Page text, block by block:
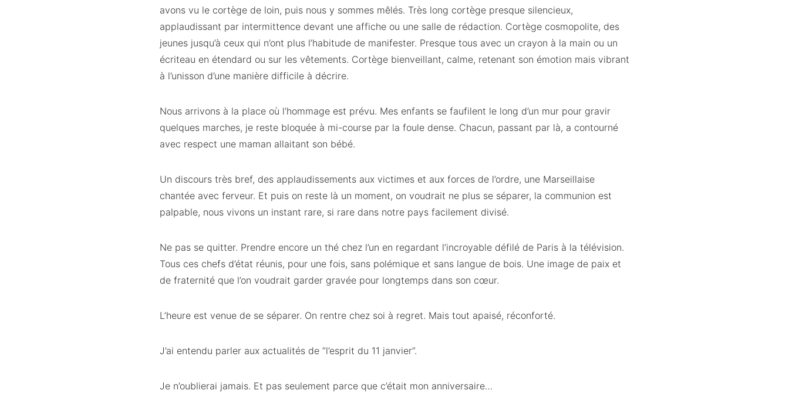
avons vu le cortège de loin, puis nous y sommes mêlés. Très long cortège presque silencieux,
applaudissant par intermittence devant une affiche ou une salle de rédaction. Cortège cosmopolite, des
jeunes jusqu’à ceux qui n’ont plus l’habitude de manifester. Presque tous avec un crayon à la main ou un
écriteau en étendard ou sur les vêtements. Cortège bienveillant, calme, retenant son émotion mais vibrant
à l’unisson d’une manière difficile à décrire.
Nous arrivons à la place où l’hommage est prévu. Mes enfants se faufilent le long d’un mur pour gravir
quelques marches, je reste bloquée à mi-course par la foule dense. Chacun, passant par là, a contourné
avec respect une maman allaitant son bébé.
Un discours très bref, des applaudissements aux victimes et aux forces de l’ordre, une Marseillaise
chantée avec ferveur. Et puis on reste là un moment, on voudrait ne plus se séparer, la communion est
palpable, nous vivons un instant rare, si rare dans notre pays facilement divisé.
Ne pas se quitter. Prendre encore un thé chez l’un en regardant l’incroyable défilé de Paris à la télévision.
Tous ces chefs d’état réunis, pour une fois, sans polémique et sans langue de bois. Une image de paix et
de fraternité que l’on voudrait garder gravée pour longtemps dans son cœur.
L’heure est venue de se séparer. On rentre chez soi à regret. Mais tout apaisé, réconforté.
J’ai entendu parler aux actualités de “l’esprit du 11 janvier”.
Je n’oublierai jamais. Et pas seulement parce que c’était mon anniversaire…